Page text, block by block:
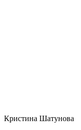
Кристина Шатунова